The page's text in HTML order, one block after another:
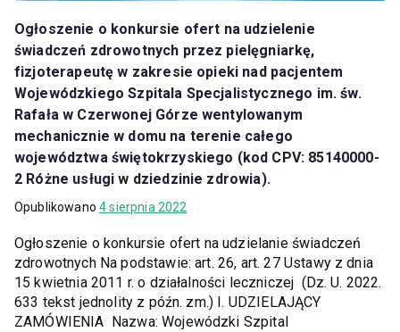
Ogłoszenie o konkursie ofert na udzielenie
świadczeń zdrowotnych przez pielęgniarkę,
fizjoterapeutę w zakresie opieki nad pacjentem
Wojewódzkiego Szpitala Specjalistycznego im. św.
Rafała w Czerwonej Górze wentylowanym
mechanicznie w domu na terenie całego
województwa świętokrzyskiego (kod CPV: 85140000-
2 Różne usługi w dziedzinie zdrowia).
Opublikowano4 sierpnia 2022
Ogłoszenie o konkursie ofert na udzielanie świadczeń
zdrowotnych Na podstawie: art. 26, art. 27 Ustawy z dnia
15 kwietnia 2011 r. o działalności leczniczej (Dz. U. 2022.
633 tekst jednolity z późn. zm.) I. UDZIELAJĄCY
ZAMÓWIENIA Nazwa: Wojewódzki Szpital